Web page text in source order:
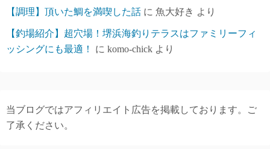
【調理】頂いた鯛を満喫した話 に 魚大好き より
【釣場紹介】超穴場！堺浜海釣りテラスはファミリーフィ
ッシングにも最適！
に komo-chick より
当ブログではアフィリエイト広告を掲載しております。ご
了承ください。